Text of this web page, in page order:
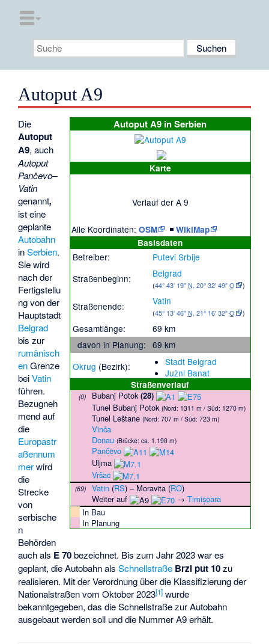
Autoput A9
Autoput A9 in Serbien
Karte
Verlauf der A 9
Alle Koordinaten: OSM |
WikiMap
Basisdaten
Betreiber:
Putevi Srbije
Straßenbeginn:
Belgrad
(44° 43′ 19″N, 20° 32′ 49″O )
Straßenende: Vatin
(45° 13′ 46″N, 21° 16′ 32″O )
Gesamtlänge:
69 km
davon in Planung: 69 km
Okrug (Bezirk):
Stadt Belgrad
Južni Banat
Straßenverlauf
(0) Bubanj Potok (28)
Tunel Bubanj Potok (Nord: 1311 m / Süd: 1270 m)
Tunel Leštane (Nord: 707 m / Süd: 723 m)
Vinča
Donau (Brücke: ca. 1.190 m)
Pančevo
Uljma
Vršac
(69) Vatin(RS) – Moravita(RO)
Weiter auf
→ Timișoara
In Bau
In Planung
Die
Autoput
A9, auch
Autoput
Pančevo–
Vatin
genannt,
ist eine
geplante
Autobahn
inSerbien.
Sie wird
nach der
Fertigstellu
ng von der
Hauptstadt
Belgrad
bis zur
rumänisch
enGrenze
beiVatin
führen.
Bezugneh
mend auf
die
Europastr
aßennum
merwird
die
Strecke
von
serbische
n
Behörden
auch als E 70bezeichnet. Bis zum Jahr 2023 war es
geplant, die Autobahn alsSchnellstraße Brzi put 10zu
realisieren. Mit der Verordnung über die Klassifizierung der
Nationalstraßen vom Oktober 2023[1] wurde
bekanntgegeben, das die Schnellstraße zur Autobahn
ausgebaut werden soll und die Nummer A9 erhält.